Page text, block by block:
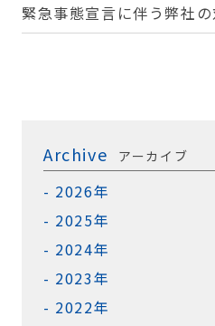
緊急事態宣言に伴う弊社
Archive アーカイブ
2026年
2025年
2024年
2023年
2022年